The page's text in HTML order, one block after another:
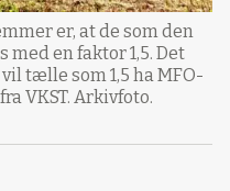
er, at de som den
en faktor 1,5. Det
tælle som 1,5 ha MFO-
VKST. Arkivfoto.